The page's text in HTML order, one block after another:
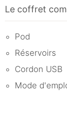
Le coffret
Pod
Réservoirs
Cordon USB
Mode